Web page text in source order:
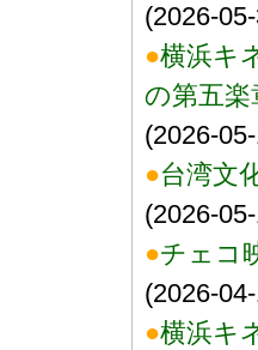
(2026-
●横浜キ
の第五楽
(2026-
●台湾文
(2026-
●チェコ
(2026-
●横浜キ